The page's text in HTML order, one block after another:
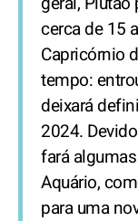
cerca de 15
Capricórnio
tempo:
deixará
2024.
fará
Aquário,
para uma